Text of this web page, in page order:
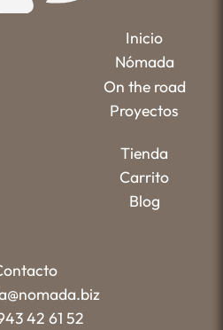
Inicio
Nómada
On the road
Proyectos
Tienda
Carrito
Blog
42 61 52